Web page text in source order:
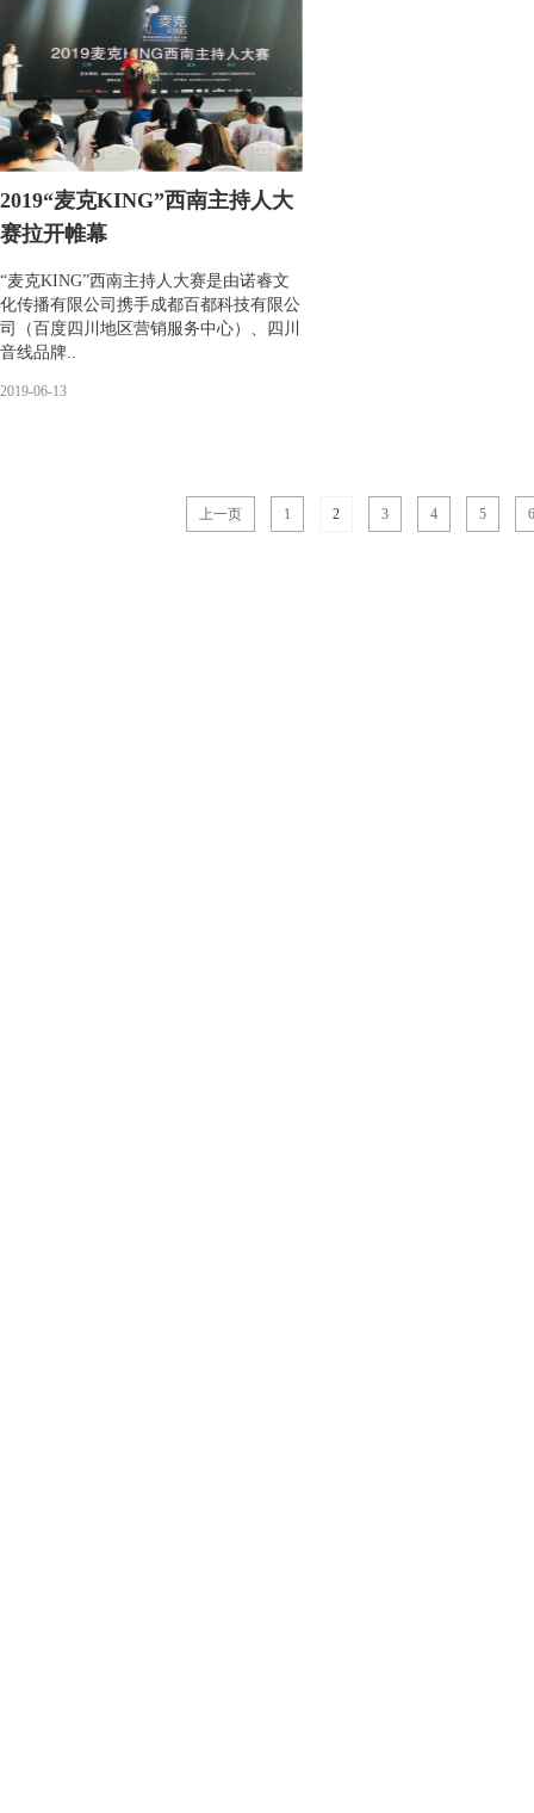
2019“麦克KING”西南主持人大
赛拉开帷幕
“麦克KING”西南主持人大赛是由诺睿文
化传播有限公司携手成都百都科技有限公
司（百度四川地区营销服务中心）、四川
音线品牌..
2019-06-13
上一页 1 2 3 4 5 6